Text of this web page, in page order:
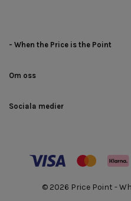
- When the Price is the Point
Om oss
Sociala medier
© 2026 Price Point -